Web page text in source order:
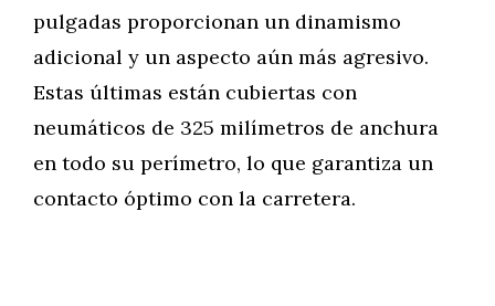
pulgadas proporcionan un dinamismo
adicional y un aspecto aún más agresivo.
Estas últimas están cubiertas con
neumáticos de 325 milímetros de anchura
en todo su perímetro, lo que garantiza un
contacto óptimo con la carretera.